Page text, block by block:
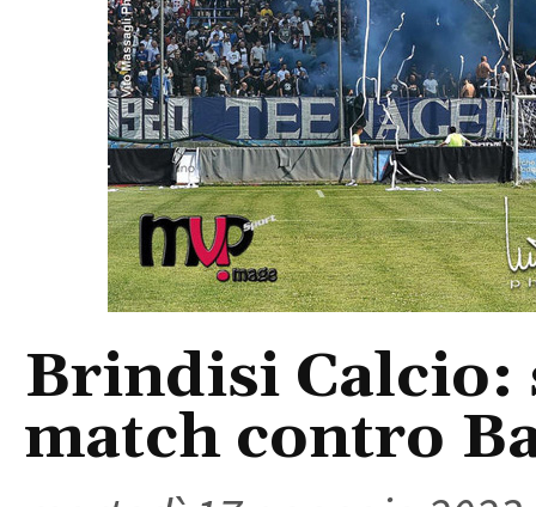
Brindisi Calcio:
match contro